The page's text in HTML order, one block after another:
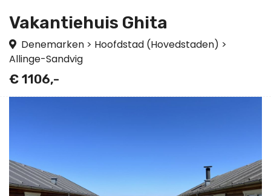
Vakantiehuis Ghita
Denemarken > Hoofdstad (Hovedstaden) >
Allinge-Sandvig
€ 1106,-